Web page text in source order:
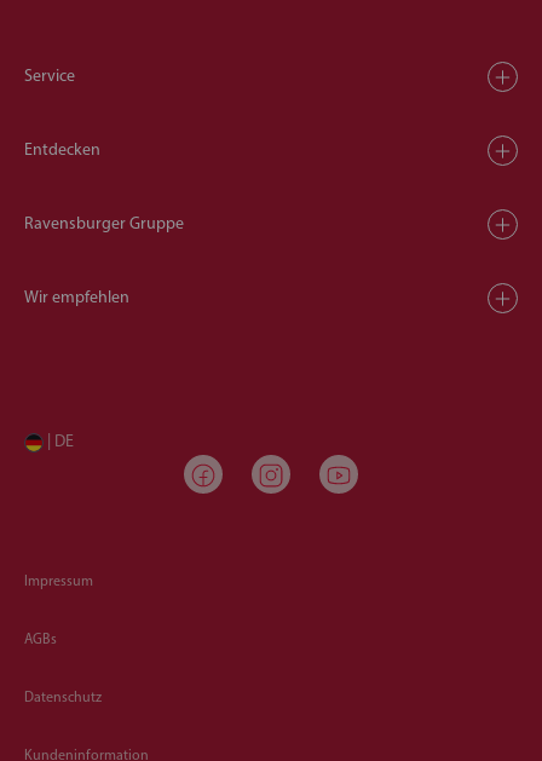
Service
Entdecken
Ravensburger Gruppe
Wir empfehlen
| DE
Impressum
AGBs
Datenschutz
Kundeninformation